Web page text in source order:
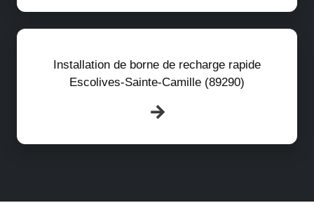
Installation de borne de recharge rapide
Escolives-Sainte-Camille (89290)